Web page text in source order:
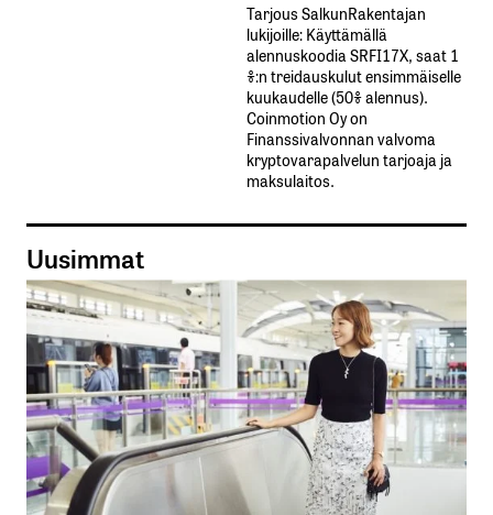
Tarjous SalkunRakentajan
lukijoille: Käyttämällä​ ​
alennuskoodia​ ​SRFI17X,​ ​saat​ ​1
%:n treidauskulut​ ​ensimmäiselle​ ​
kuukaudelle​ ​(50%​ ​alennus).
Coinmotion Oy on
Finanssivalvonnan valvoma
kryptovarapalvelun tarjoaja ja
maksulaitos.
Uusimmat